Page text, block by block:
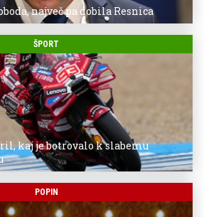
največ pa dobila Resnica
ŠPORT
kaj je botrovalo k slabemu
POPIN